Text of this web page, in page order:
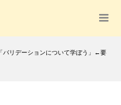
バリデーションについて学ぼう」←要